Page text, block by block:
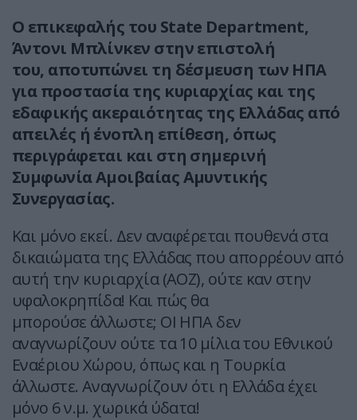
Ο επικεφαλής του State Department,
Άντονι Μπλίνκεν στην επιστολή
του, αποτυπώνει τη δέσμευση των ΗΠΑ
για προστασία της κυριαρχίας και της
εδαφικής ακεραιότητας της Ελλάδας από
απειλές ή ένοπλη επίθεση, όπως
περιγράφεται και στη σημερινή
Συμφωνία Αμοιβαίας Αμυντικής
Συνεργασίας.
Και μόνο εκεί. Δεν αναφέρεται πουθενά στα
δικαιώματα της Ελλάδας που απορρέουν από
αυτή την κυριαρχία (ΑΟΖ), ούτε καν στην
υφαλοκρηπίδα! Και πώς θα
μπορούσε άλλωστε; ΟΙ ΗΠΑ δεν
αναγνωρίζουν ούτε τα 10 μίλια του Εθνικού
Εναέριου Χώρου, όπως και η Τουρκία
άλλωστε. Αναγνωρίζουν ότι η Ελλάδα έχει
μόνο 6 ν.μ. χωρικά ύδατα!